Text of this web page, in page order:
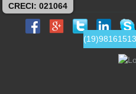
CRECI: 021064